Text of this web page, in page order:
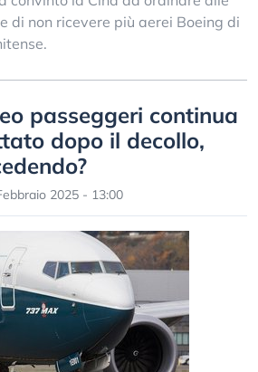
di non ricevere più aerei Boeing di
passeggeri continua
dopo il decollo,
2025 - 13:00